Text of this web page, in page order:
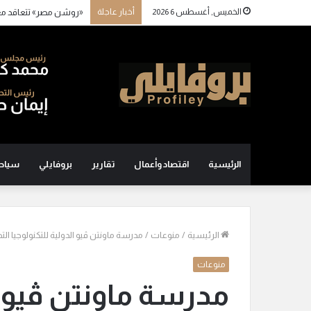
الخميس, أغسطس 6 2026 أخبار عاجلة «روشن مصر» تتعاقد
الرئيسية اقتصاد وأعمال تقارير بروفايلي
الرئيسية / منوعات / مدرسة ماونتن ڤيو الدولية للتكنولوجيا
منوعات
مدرسة ماونتن ڤيو